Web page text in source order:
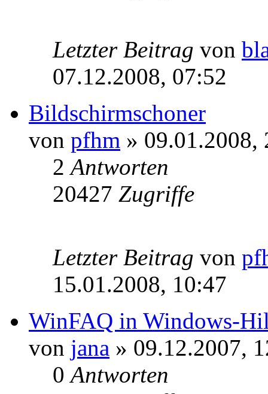
Letzter Beitrag von
07.12.2008, 07:52
Bildschirmschoner
von pfhm » 09.01.2008,
2Antworten
20427 Zugriffe
Letzter Beitrag von
15.01.2008, 10:47
WinFAQ in Windows-
von jana » 09.12.2007,
0Antworten